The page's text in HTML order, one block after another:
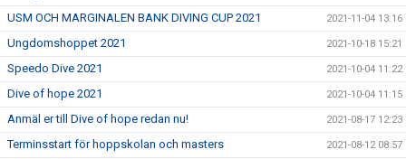
USM OCH MARGINALEN BANK DIVING CUP 2021 2021-11-04 13:16
Ungdomshoppet 2021 2021-10-18 15:21
Speedo Dive 2021 2021-10-04 11:22
Dive of hope 2021 2021-10-04 11:15
Anmäl er till Dive of hope redan nu! 2021-08-17 12:23
Terminsstart för hoppskolan och masters 2021-08-12 08:57